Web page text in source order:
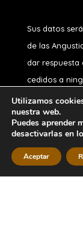
Sus datos
de las
dar respuesta
cedidos a
conservación,
Puede
oposición,
objeto de
Utilizamos
nuestra web.
Puedes aprender
desactivarlas en
Aceptar